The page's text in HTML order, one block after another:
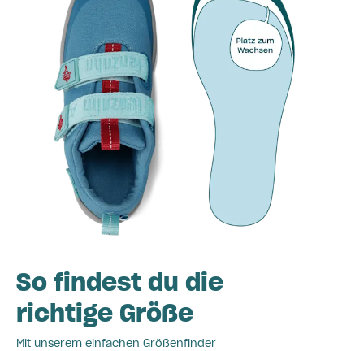
So findest du die
richtige Größe
Mit unserem einfachen Größenfinder